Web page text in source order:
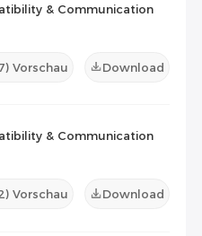
& Communication
) Vorschau Download
& Communication
) Vorschau Download